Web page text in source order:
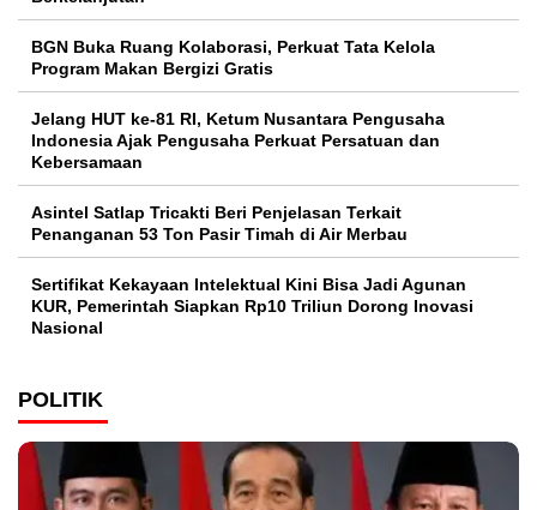
BGN Buka Ruang Kolaborasi, Perkuat Tata Kelola
Program Makan Bergizi Gratis
Jelang HUT ke-81 RI, Ketum Nusantara Pengusaha
Indonesia Ajak Pengusaha Perkuat Persatuan dan
Kebersamaan
Asintel Satlap Tricakti Beri Penjelasan Terkait
Penanganan 53 Ton Pasir Timah di Air Merbau
Sertifikat Kekayaan Intelektual Kini Bisa Jadi Agunan
KUR, Pemerintah Siapkan Rp10 Triliun Dorong Inovasi
Nasional
POLITIK